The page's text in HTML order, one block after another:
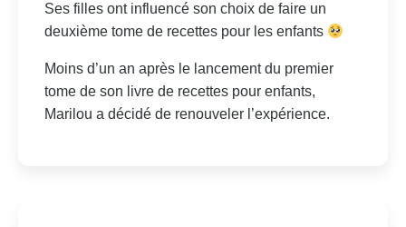
Ses filles ont influencé son choix de faire un
deuxième tome de recettes pour les enfants
Moins d’un an après le lancement du premier
tome de son livre de recettes pour enfants,
Marilou a décidé de renouveler l’expérience.